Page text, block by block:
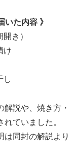
いた内容 》
き）
け
し
解説や、焼き方
ていました。
は同封の解説より